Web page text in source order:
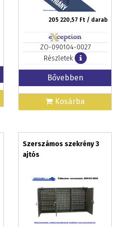
205 220,57 Ft / darab
ZO-090104-0027
Részletek
Bővebben
Kosárba
Szerszámos szekrény 3
ajtós